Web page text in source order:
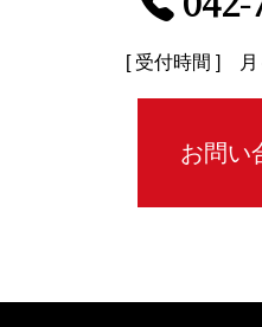
[ 受付時間 ] 月
お問い